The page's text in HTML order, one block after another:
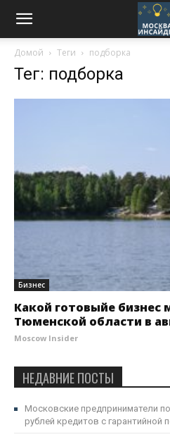
Домой Теги подборка
Тег: подборка
Бизнес
Какой готовыйе бизнес
Тюменской области в
Moscow Insider
НЕДАВНИЕ ПОСТЫ
Московские предприниматели
рублей кредитов с гарантийной